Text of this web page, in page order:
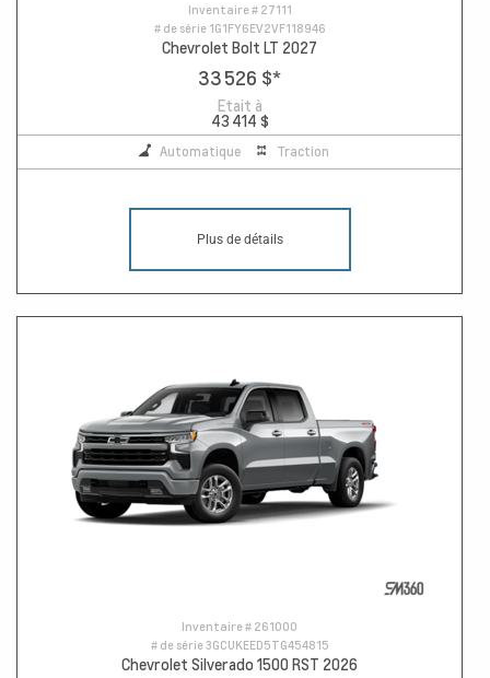
Inventaire # 27111
# de série 1G1FY6EV2VF118946
Chevrolet Bolt LT 2027
33 526 $*
Etait à
43 414 $
Automatique Traction
Plus de détails
Inventaire # 261000
# de série3GCUKEED5TG454815
Chevrolet Silverado 1500 RST 2026